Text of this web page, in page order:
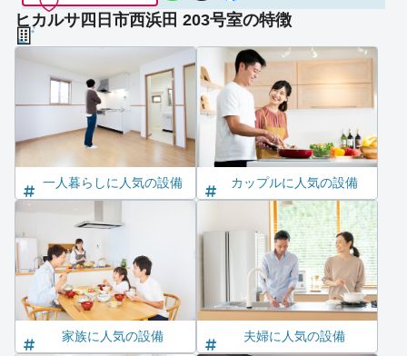
ヒカルサ四日市西浜田 203号室の特徴
一人暮らしに人気の設備 カップルに人気の設備
家族に人気の設備 夫婦に人気の設備